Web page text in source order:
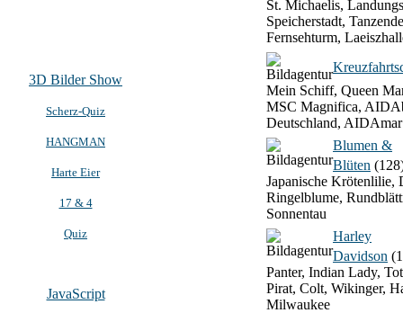
3D Bilder Show
Scherz-Quiz
HANGMAN
Harte Eier
17 & 4
Quiz
JavaScript
St. Michaelis,
Speicherstadt,
Fernsehturm,
Mein Schiff, Queen
MSC Magnifica,
Deutschland, AIDAmar
Blumen &
Blüten
Japanische Krötenlilie,
Ringelblume,
Sonnentau
Harley
Davidson
Panter, Indian Lady,
Pirat, Colt, Wikinger,
Milwaukee